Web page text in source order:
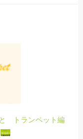
トランペット編